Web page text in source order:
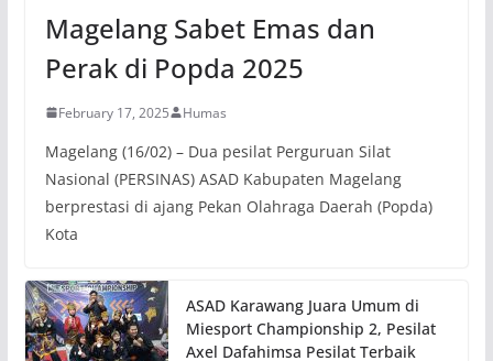
Magelang Sabet Emas dan
Perak di Popda 2025
February 17, 2025 Humas
Magelang (16/02) – Dua pesilat Perguruan Silat
Nasional (PERSINAS) ASAD Kabupaten Magelang
berprestasi di ajang Pekan Olahraga Daerah (Popda)
Kota
ASAD Karawang Juara Umum di
Miesport Championship 2, Pesilat
Axel Dafahimsa Pesilat Terbaik